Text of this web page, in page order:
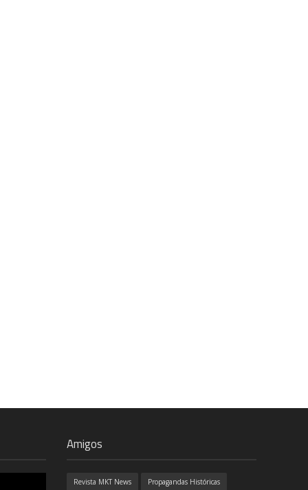
Amigos
Revista MKT News Propagandas Históricas